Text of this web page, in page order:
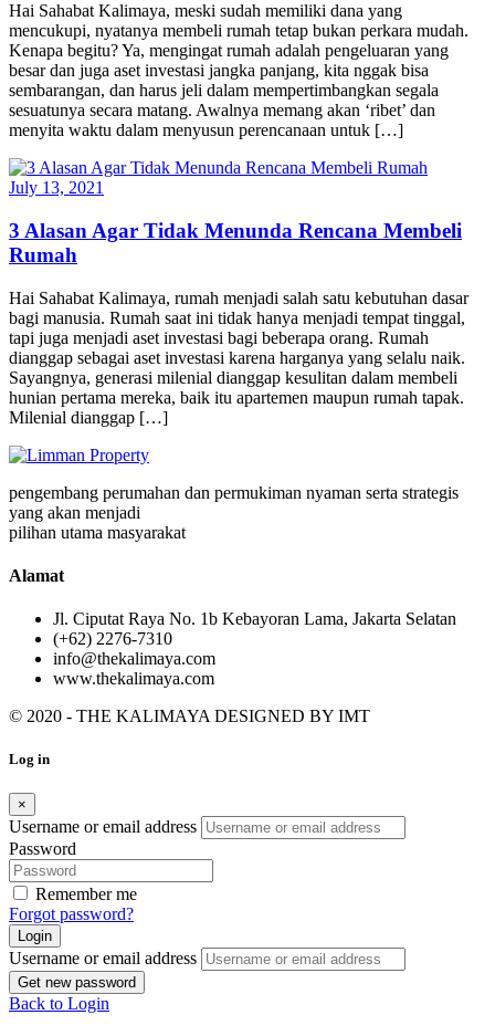
Hai Sahabat Kalimaya, meski sudah memiliki dana yang
mencukupi, nyatanya membeli rumah tetap bukan perkara mudah.
Kenapa begitu? Ya, mengingat rumah adalah pengeluaran yang
besar dan juga aset investasi jangka panjang, kita nggak bisa
sembarangan, dan harus jeli dalam mempertimbangkan segala
sesuatunya secara matang. Awalnya memang akan ‘ribet’ dan
menyita waktu dalam menyusun perencanaan untuk […]
July 13, 2021
3 Alasan Agar Tidak Menunda Rencana Membeli
Rumah
Hai Sahabat Kalimaya, rumah menjadi salah satu kebutuhan dasar
bagi manusia. Rumah saat ini tidak hanya menjadi tempat tinggal,
tapi juga menjadi aset investasi bagi beberapa orang. Rumah
dianggap sebagai aset investasi karena harganya yang selalu naik.
Sayangnya, generasi milenial dianggap kesulitan dalam membeli
hunian pertama mereka, baik itu apartemen maupun rumah tapak.
Milenial dianggap […]
pengembang perumahan dan permukiman nyaman serta strategis
yang akan menjadi
pilihan utama masyarakat
Alamat
Jl. Ciputat Raya No. 1b Kebayoran Lama, Jakarta Selatan
(+62) 2276-7310
info@thekalimaya.com
www.thekalimaya.com
© 2020 - THE KALIMAYA DESIGNED BY IMT
Log in
×
Username or email address
Password
Remember me
Forgot password?
Login
Username or email address
Get new password
Back to Login